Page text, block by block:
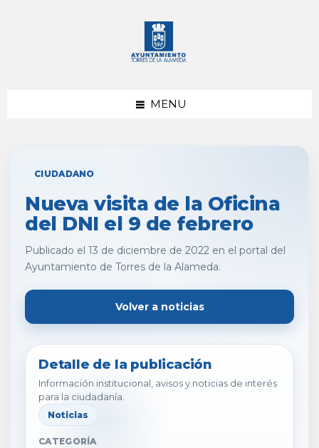
MENU
CIUDADANO
Nueva visita de la Oficina
del DNI el 9 de febrero
Publicado el 13 de diciembre de 2022 en el portal del
Ayuntamiento de Torres de la Alameda.
Volver a noticias
Detalle de la publicación
Información institucional, avisos y noticias de interés
para la ciudadanía.
Noticias
CATEGORÍA